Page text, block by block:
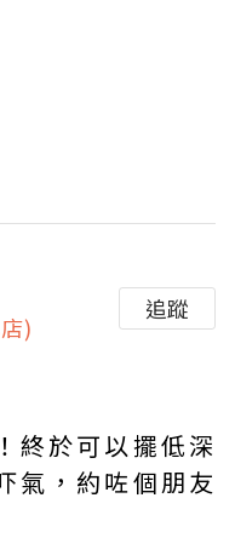
)
追蹤
終於可以擺低深
氣，約咗個朋友